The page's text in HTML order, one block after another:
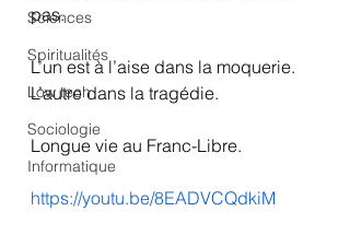
Sciences
Spiritualités
Low tech
Sociologie
Informatique
pas.
L’un est à l’aise dans la moquerie.
L’autre dans la tragédie.
Longue vie au Franc-Libre.
https://youtu.be/8EADVCQdkiM